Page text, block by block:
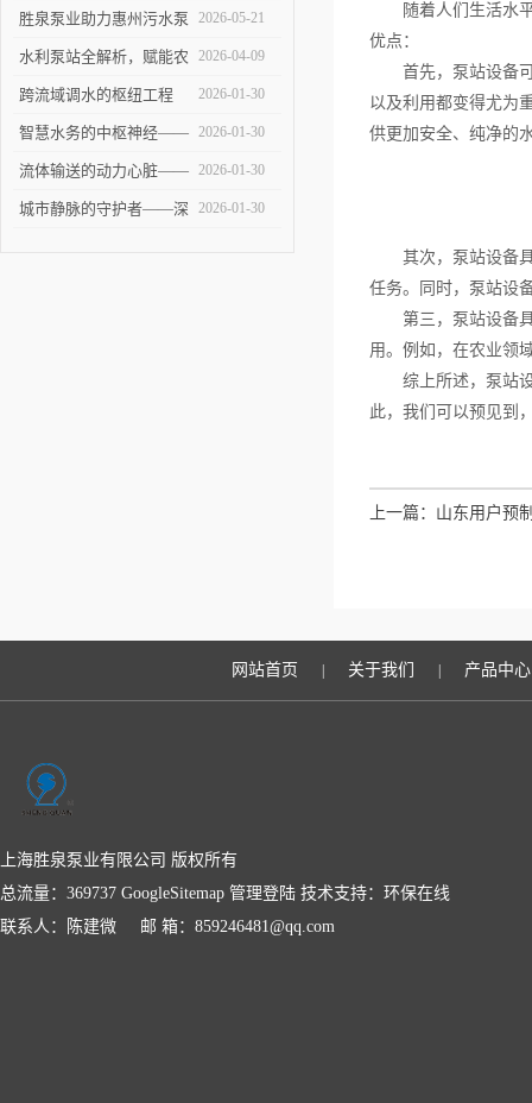
成、优势与应用实操指南
胜泉泵业助力惠州污水泵
站项目落地
2026-05-21
水利泵站全解析，赋能农
田灌溉与防洪排涝
2026-04-09
跨流域调水的枢纽工程
——大型泵站的建设与技
术挑战
2026-01-30
智慧水务的中枢神经——
智能泵站技术革新与未来
展望
2026-01-30
流体输送的动力心脏——
全面剖析提升泵站的设计
2026-01-30
城市静脉的守护者——深 2026-01-30
随着人们生活水平
优点：
首先，泵站设备可
以及利用都变得尤为
供更加安全、纯净的
其次，泵站设备具
任务。同时，泵站设
第三，泵站设备具
用。例如，在农业领
综上所述，泵站设
此，我们可以预见到
上一篇： 山东用户预
网站首页 关于我们 产品中心
上海胜泉泵业有限公司 版权所有
总流量：369737 GoogleSitemap 管理登陆 技术支持： 环保在线
联系人：陈建微 邮 箱：859246481@qq.com